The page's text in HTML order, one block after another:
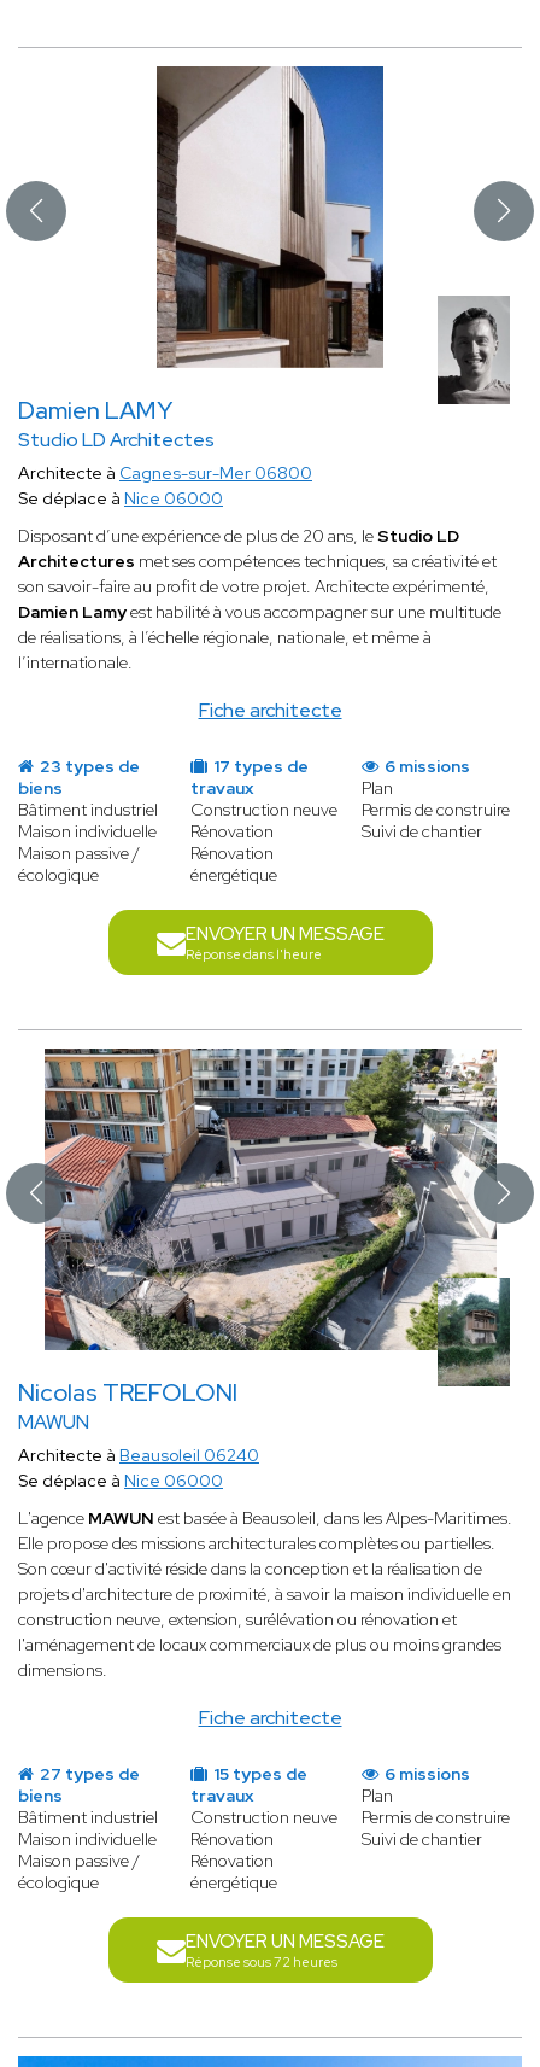
Damien LAMY
Studio LD Architectes
Fiche architecte
Architecte à Cagnes-sur-Mer 06800
Se déplace à Nice 06000
Disposant d’une expérience de plus de 20 ans, leStudio LD
Architectures met ses compétences techniques, sa créativité et
son savoir-faire au profit de votre projet. Architecte expérimenté,
Damien Lamyest habilité à vous accompagner sur une multitude
de réalisations, à l’échelle régionale, nationale, et même à
l’internationale.
23 types de
biens
Bâtiment industriel
Maison individuelle
Maison passive /
écologique
17 types de
travaux
Construction neuve
Rénovation
Rénovation
énergétique
6 missions
Plan
Permis de construire
Suivi de chantier
ENVOYER UN MESSAGE
Réponse dans l'heure
Nicolas TREFOLONI
MAWUN
Fiche architecte
Architecte à Beausoleil 06240
Se déplace à Nice 06000
L'agence MAWUN est basée à Beausoleil, dans les Alpes-Maritimes.
Elle propose des missions architecturales complètes ou partielles.
Son cœur d'activité réside dans la conception et la réalisation de
projets d'architecture de proximité, à savoir la maison individuelle en
construction neuve, extension, surélévation ou rénovation et
l'aménagement de locaux commerciaux de plus ou moins grandes
dimensions.
27 types de
biens
Bâtiment industriel
Maison individuelle
Maison passive /
écologique
15 types de
travaux
Construction neuve
Rénovation
Rénovation
énergétique
6 missions
Plan
Permis de construire
Suivi de chantier
ENVOYER UN MESSAGE
Réponse sous 72 heures